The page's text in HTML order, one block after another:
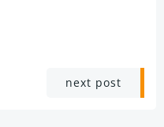
next post